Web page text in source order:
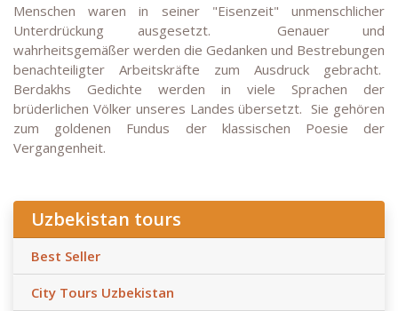
Menschen waren in seiner "Eisenzeit" unmenschlicher
Unterdrückung ausgesetzt. Genauer und
wahrheitsgemäßer werden die Gedanken und Bestrebungen
benachteiligter Arbeitskräfte zum Ausdruck gebracht.
Berdakhs Gedichte werden in viele Sprachen der
brüderlichen Völker unseres Landes übersetzt. Sie gehören
zum goldenen Fundus der klassischen Poesie der
Vergangenheit.
Uzbekistan tours
Best Seller
City Tours Uzbekistan